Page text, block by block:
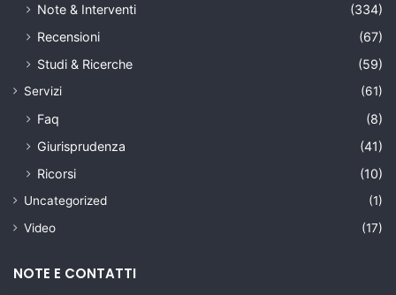
Note & Interventi
(334)
Recensioni
(67)
Studi & Ricerche
(59)
Servizi (61)
Faq
(8)
Giurisprudenza
(41)
Ricorsi
(10)
Uncategorized
(1)
Video
(17)
NOTE E CONTATTI